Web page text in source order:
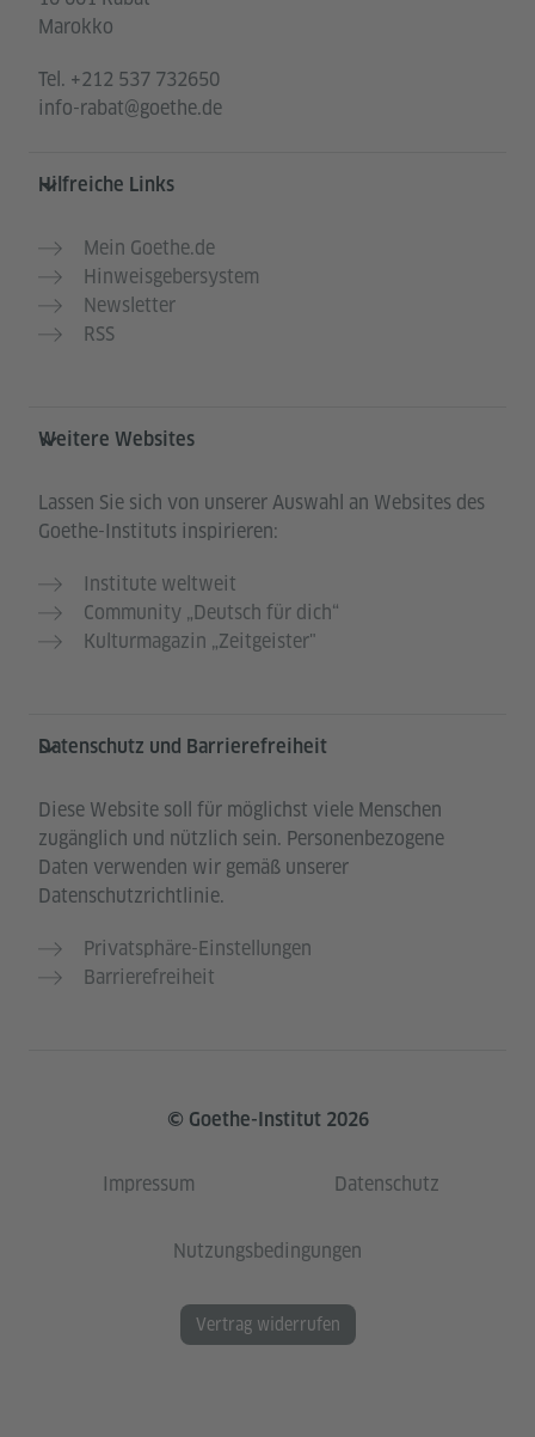
Marokko
Tel. +212 537 732650
info-rabat@goethe.de
Hilfreiche Links
Mein Goethe.de
Hinweisgebersystem
Newsletter
RSS
Weitere Websites
Lassen Sie sich von unserer Auswahl an Websites des
Goethe-Instituts inspirieren:
Institute weltweit
Community „Deutsch für dich“
Kulturmagazin „Zeitgeister"
Datenschutz und Barrierefreiheit
Diese Website soll für möglichst viele Menschen
zugänglich und nützlich sein. Personenbezogene
Daten verwenden wir gemäß unserer
Datenschutzrichtlinie.
Privatsphäre-Einstellungen
Barrierefreiheit
© Goethe-Institut 2026
Impressum Datenschutz
Nutzungsbedingungen
Vertrag widerrufen